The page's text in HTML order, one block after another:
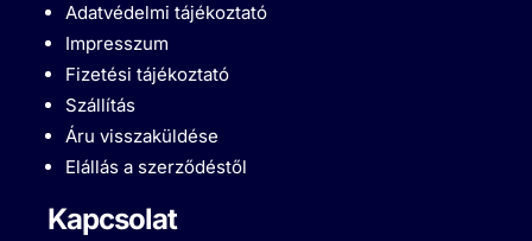
Adatvédelmi tájékoztató
Impresszum
Fizetési tájékoztató
Szállítás
Áru visszaküldése
Elállás a szerződéstől
Kapcsolat